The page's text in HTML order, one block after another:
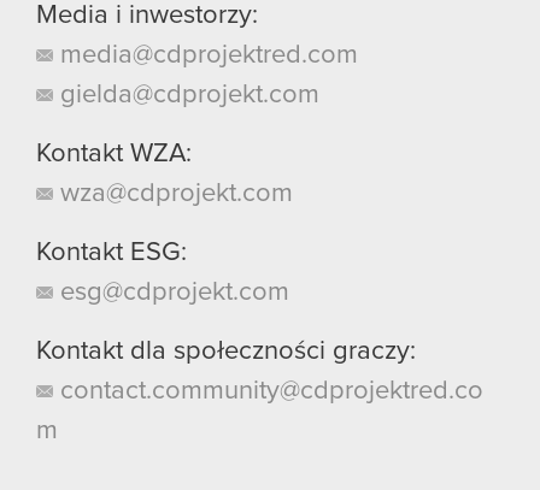
Media i inwestorzy:
media@cdprojektred.com
gielda@cdprojekt.com
Kontakt WZA:
wza@cdprojekt.com
Kontakt ESG:
esg@cdprojekt.com
Kontakt dla społeczności graczy:
contact.community@cdprojektred.co
m